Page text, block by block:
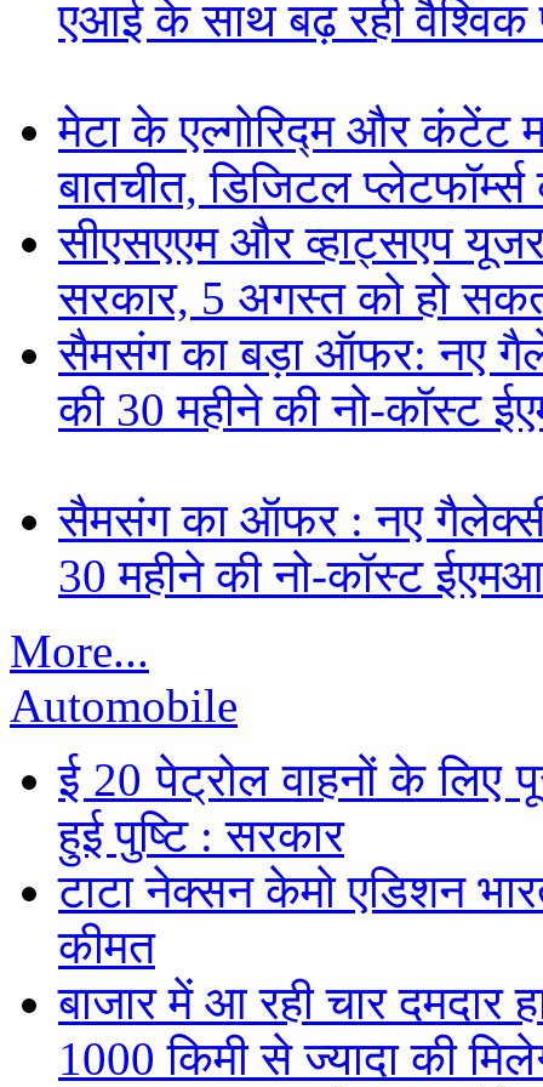
एआई के साथ बढ़ रही वैश्विक
मेटा के एल्गोरिद्म और कंटेंट
बातचीत, डिजिटल प्लेटफॉर्म्स
सीएसएएम और व्हाट्सएप
सरकार, 5 अगस्त को हो
सैमसंग का बड़ा ऑफर: नए
की 30 महीने की नो-कॉस्ट
सैमसंग का ऑफर : नए
30 महीने की नो-कॉस्ट
More...
Automobile
ई 20 पेट्रोल वाहनों के लिए
हुई पुष्टि : सरकार
टाटा नेक्सन केमो एडिशन
कीमत
बाजार में आ रही चार दमदार
1000 किमी से ज्यादा की